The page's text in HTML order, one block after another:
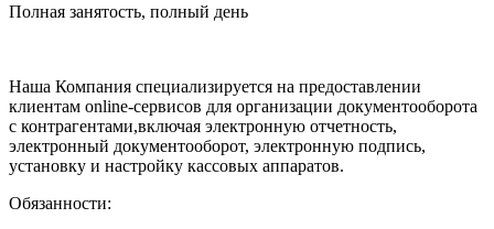
Полная занятость, полный день
Наша Компания специализируется на предоставлении
клиентам оnline-сервисов для организации документооборота
с контрагентами,включая электронную отчетность,
электронный документооборот, электронную подпись,
установку и настройку кассовых аппаратов.
Обязанности: